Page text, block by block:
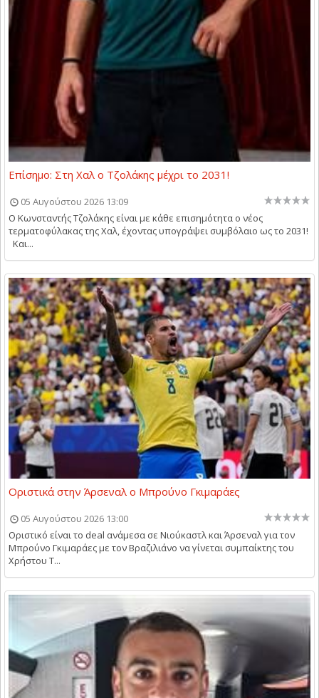
Επίσημο: Στη Χαλ ο Τζολάκης μέχρι το 2031!
05 Αυγούστου 2026 13:09
O Kωνσταντής Τζολάκης είναι με κάθε επισημότητα ο νέος
τερματοφύλακας της Χαλ, έχοντας υπογράψει συμβόλαιο ως το 2031!
Και...
Οριστικά στην Άρσεναλ ο Μπρούνο Γκιμαράες
05 Αυγούστου 2026 13:00
Οριστικό είναι το deal ανάμεσα σε Νιούκαστλ και Άρσεναλ για τον
Μπρούνο Γκιμαράες με τον Βραζιλιάνο να γίνεται συμπαίκτης του
Χρήστου Τ...